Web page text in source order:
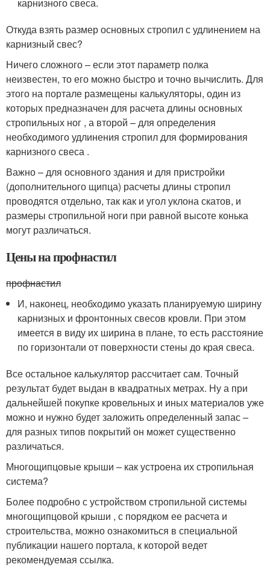
карнизного свеса.
Откуда взять размер основных стропил с удлинением на
карнизный свес?
Ничего сложного – если этот параметр полка
неизвестен, то его можно быстро и точно вычислить. Для
этого на портале размещены калькуляторы, один из
которых предназначен для расчета длины основных
стропильных ног , а второй – для определения
необходимого удлинения стропил для формирования
карнизного свеса .
Важно – для основного здания и для пристройки
(дополнительного щипца) расчеты длины стропил
проводятся отдельно, так как и угол уклона скатов, и
размеры стропильной ноги при равной высоте конька
могут различаться.
Цены на профнастил
профнастил
И, наконец, необходимо указать планируемую ширину
карнизных и фронтонных свесов кровли. При этом
имеется в виду их ширина в плане, то есть расстояние
по горизонтали от поверхности стены до края свеса.
Все остальное калькулятор рассчитает сам. Точный
результат будет выдан в квадратных метрах. Ну а при
дальнейшей покупке кровельных и иных материалов уже
можно и нужно будет заложить определенный запас –
для разных типов покрытий он может существенно
различаться.
Многощипцовые крыши – как устроена их стропильная
система?
Более подробно с устройством стропильной системы
многощипцовой крыши , с порядком ее расчета и
строительства, можно ознакомиться в специальной
публикации нашего портала, к которой ведет
рекомендуемая ссылка.